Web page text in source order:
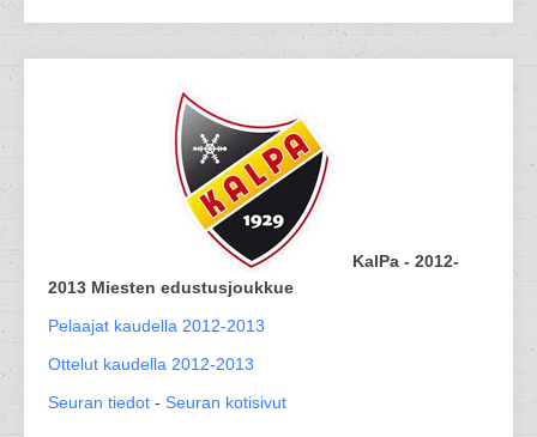
KalPa - 2012-
2013 Miesten edustusjoukkue
Pelaajat kaudella 2012-2013
Ottelut kaudella 2012-2013
Seuran tiedot - Seuran kotisivut